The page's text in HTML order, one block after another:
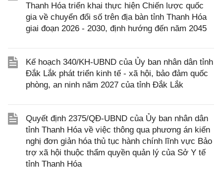
Thanh Hóa triển khai thực hiện Chiến lược quốc
gia về chuyển đổi số trên địa bàn tỉnh Thanh Hóa
giai đoạn 2026 - 2030, định hướng đến năm 2045
Kế hoạch 340/KH-UBND của Ủy ban nhân dân tỉnh
Đắk Lắk phát triển kinh tế - xã hội, bảo đảm quốc
phòng, an ninh năm 2027 của tỉnh Đắk Lắk
Quyết định 2375/QĐ-UBND của Ủy ban nhân dân
tỉnh Thanh Hóa về việc thông qua phương án kiến
nghị đơn giản hóa thủ tục hành chính lĩnh vực Bảo
trợ xã hội thuộc thẩm quyền quản lý của Sở Y tế
tỉnh Thanh Hóa